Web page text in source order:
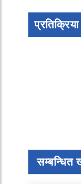
प्रतिक्रिया
सम्बन्धित